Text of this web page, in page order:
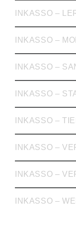
INKASSO –
INKASSO –
INKASSO –
INKASSO –
INKASSO –
INKASSO –
INKASSO –
INKASSO –